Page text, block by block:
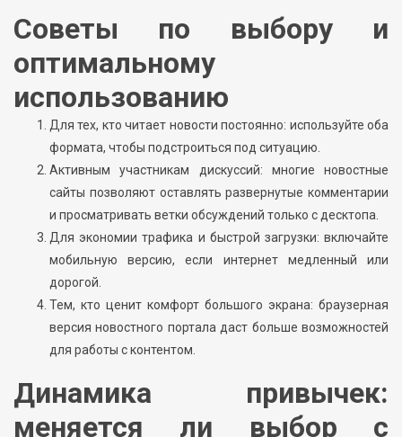
Советы по выбору и
оптимальному
использованию
Для тех, кто читает новости постоянно: используйте оба
формата, чтобы подстроиться под ситуацию.
Активным участникам дискуссий: многие новостные
сайты позволяют оставлять развернутые комментарии
и просматривать ветки обсуждений только с десктопа.
Для экономии трафика и быстрой загрузки: включайте
мобильную версию, если интернет медленный или
дорогой.
Тем, кто ценит комфорт большого экрана: браузерная
версия новостного портала даст больше возможностей
для работы с контентом.
Динамика привычек:
меняется ли выбор с